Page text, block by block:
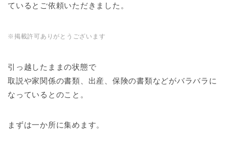
ているとご依頼いただきました。
※掲載許可ありがとうございます
引っ越したままの状態で
取説や家関係の書類、出産、保険の書類などがバラバラに
なっているとのこと。
まずは一か所に集めます。